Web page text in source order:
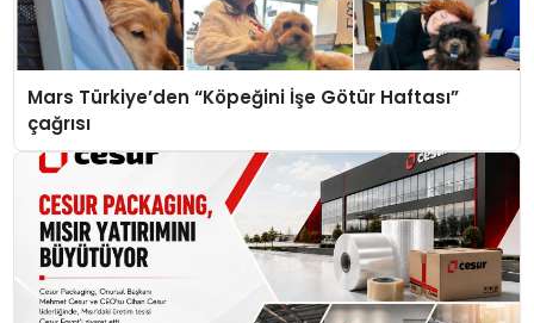
Mars Türkiye’den “Köpeğini İşe Götür Haftası”
çağrısı